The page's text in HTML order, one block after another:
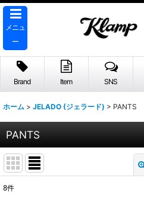
メニュ
ー
Brand Item SNS
ホーム > JELADO (ジェラード) > PANTS
PANTS
8件